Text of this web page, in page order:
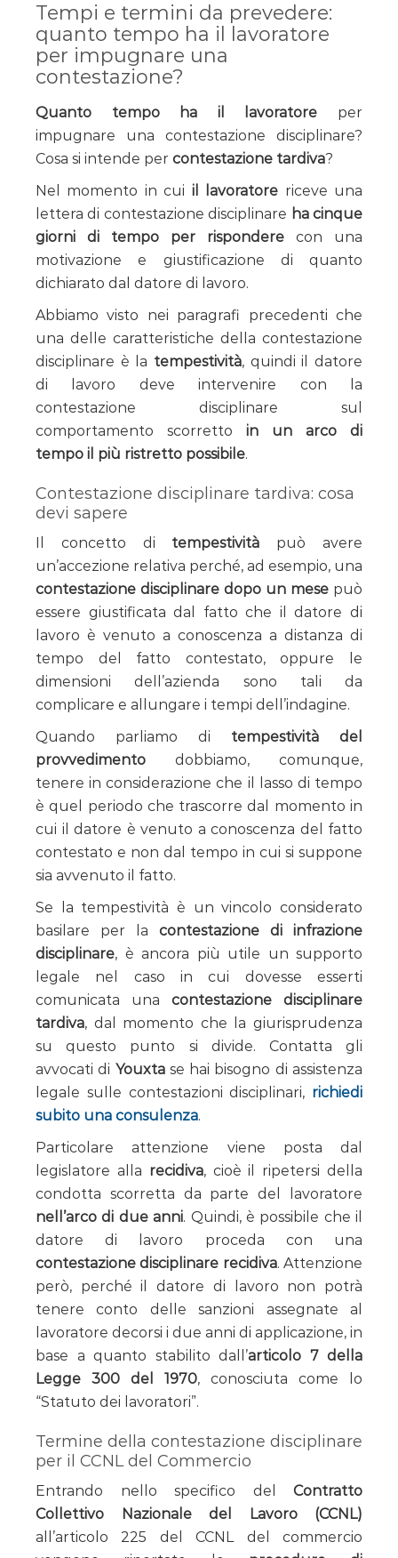
Tempi e termini da prevedere:
quanto tempo ha il lavoratore
per impugnare una
contestazione?
Quanto tempo ha il lavoratore per
impugnare una contestazione disciplinare?
Cosa si intende per contestazione tardiva?
Nel momento in cui il lavoratore riceve una
lettera di contestazione disciplinare ha cinque
giorni di tempo per rispondere con una
motivazione e giustificazione di quanto
dichiarato dal datore di lavoro.
Abbiamo visto nei paragrafi precedenti che
una delle caratteristiche della contestazione
disciplinare è la tempestività, quindi il datore
di lavoro deve intervenire con la
contestazione disciplinare sul
comportamento scorretto in un arco di
tempo il più ristretto possibile.
Contestazione disciplinare tardiva: cosa
devi sapere
Il concetto di tempestività può avere
un’accezione relativa perché, ad esempio, una
contestazione disciplinare dopo un mese può
essere giustificata dal fatto che il datore di
lavoro è venuto a conoscenza a distanza di
tempo del fatto contestato, oppure le
dimensioni dell’azienda sono tali da
complicare e allungare i tempi dell’indagine.
Quando parliamo di tempestività del
provvedimento dobbiamo, comunque,
tenere in considerazione che il lasso di tempo
è quel periodo che trascorre dal momento in
cui il datore è venuto a conoscenza del fatto
contestato e non dal tempo in cui si suppone
sia avvenuto il fatto.
Se la tempestività è un vincolo considerato
basilare per la contestazione di infrazione
disciplinare, è ancora più utile un supporto
legale nel caso in cui dovesse esserti
comunicata una contestazione disciplinare
tardiva, dal momento che la giurisprudenza
su questo punto si divide. Contatta gli
avvocati di Youxtase hai bisogno di assistenza
legale sulle contestazioni disciplinari, richiedi
subito una consulenza.
Particolare attenzione viene posta dal
legislatore alla recidiva, cioè il ripetersi della
condotta scorretta da parte del lavoratore
nell’arco di due anni. Quindi, è possibile che il
datore di lavoro proceda con una
contestazione disciplinare recidiva. Attenzione
però, perché il datore di lavoro non potrà
tenere conto delle sanzioni assegnate al
lavoratore decorsi i due anni di applicazione, in
base a quanto stabilito dall’articolo 7 della
Legge 300 del 1970, conosciuta come lo
“Statuto dei lavoratori”.
Termine della contestazione disciplinare
per il CCNL del Commercio
Entrando nello specifico del Contratto
Collettivo Nazionale del Lavoro (CCNL)
all’articolo 225 del CCNL del commercio